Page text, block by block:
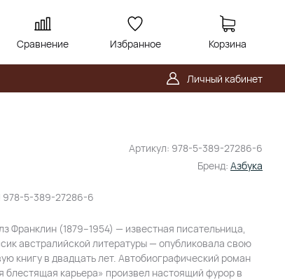
Сравнение Избранное Корзина
Личный кабинет
Артикул: 978-5-389-27286-6
Бренд: Азбука
978-5-389-27286-6
Франклин (1879–1954) — известная писательница,
австралийской литературы — опубликовала свою
книгу в двадцать лет. Автобиографический роман
блестящая карьера» произвел настоящий фурор в